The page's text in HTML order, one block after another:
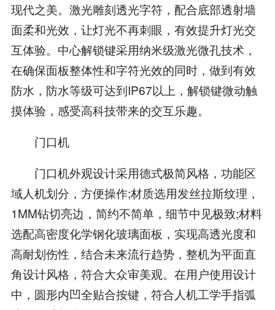
现代之美。激光雕刻透光字符，配合底部透射墙
面柔和光效，让灯光不再刺眼，有效提升灯光交
互体验。中心解锁键采用纳米级激光微孔技术，
在确保面板整体性和字符光效的同时，做到有效
防水，防水等级可达到IP67以上，解锁键微动触
摸体验，感受高科技带来的交互乐趣。
门口机
门口机外观设计采用德式极简风格，功能区
域人机划分，方便操作;材质选用发丝拉斯纹理，
1MM钻切亮边，简约不简单，细节中见极致;材料
选配高密度化学钢化玻璃面板，实现高透光度和
高耐划伤性，结合未来流行趋势，整机为平面直
角设计风格，符合大众审美观。在用户使用设计
中，圆形内凹全贴合按键，符合人机工学手指弧